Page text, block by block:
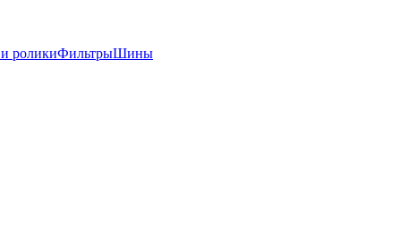
роликиФильтрыШины